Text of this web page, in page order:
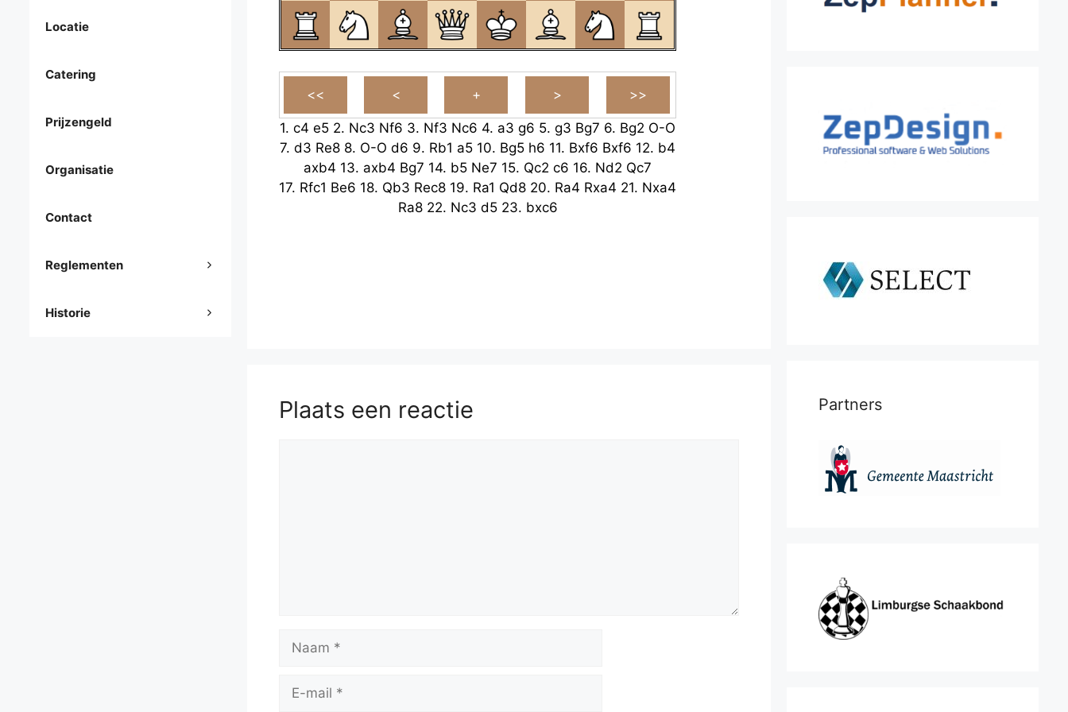
1. c4 e5 2. Nc3 Nf6 3. Nf3 Nc6 4. a3 g6 5. g3 Bg7 6. Bg2 O-O
7. d3 Re8 8. O-O d6 9. Rb1 a5 10. Bg5 h6 11. Bxf6 Bxf6 12. b4
axb4 13. axb4 Bg7 14. b5 Ne7 15. Qc2 c6 16. Nd2 Qc7
17. Rfc1 Be6 18. Qb3 Rec8 19. Ra1 Qd8 20. Ra4 Rxa4 21. Nxa4
Ra8 22. Nc3 d5 23. bxc6
Plaats een reactie
mail
Locatie
Catering
Prijzengeld
Organisatie
Contact
Reglementen
Historie
Partners